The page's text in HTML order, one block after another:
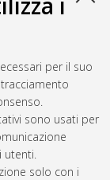
per il suo
sono usati per
utenti.
solo con i
per il
magistrale],
meccanica
8 21:11:10 2026
CEST